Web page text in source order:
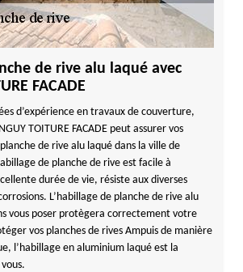
de rive alu laqué avec
FACADE
d’expérience en travaux de couverture,
TOITURE FACADE peut assurer vos
de rive alu laqué dans la ville de
de planche de rive est facile à
durée de vie, résiste aux diverses
L’habillage de planche de rive alu
vous poser protègera correctement votre
vos planches de rives Ampuis de manière
l’habillage en aluminium laqué est la